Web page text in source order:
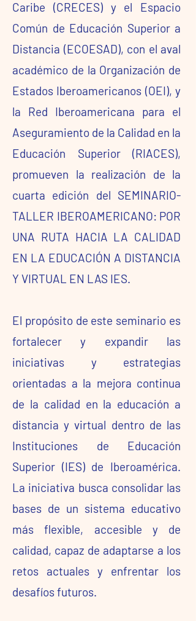
Caribe (CRECES) y el Espacio
Común de Educación Superior a
Distancia (ECOESAD), con el aval
académico de la Organización de
Estados Iberoamericanos (OEI), y
la Red Iberoamericana para el
Aseguramiento de la Calidad en la
Educación Superior (RIACES),
promueven la realización de la
cuarta edición del SEMINARIO-
TALLER IBEROAMERICANO: POR
UNA RUTA HACIA LA CALIDAD
EN LA EDUCACIÓN A DISTANCIA
Y VIRTUAL EN LAS IES.
El propósito de este seminario es
fortalecer y expandir las
iniciativas y estrategias
orientadas a la mejora continua
de la calidad en la educación a
distancia y virtual dentro de las
Instituciones de Educación
Superior (IES) de Iberoamérica.
La iniciativa busca consolidar las
bases de un sistema educativo
más flexible, accesible y de
calidad, capaz de adaptarse a los
retos actuales y enfrentar los
desafíos futuros.